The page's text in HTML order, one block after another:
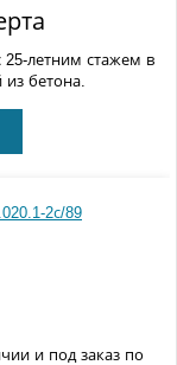
25-летним стажем в
бетона.
2с/89
и под заказ по